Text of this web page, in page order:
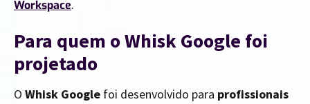
Workspace.
Para quem o Whisk Google foi
projetado
O Whisk Google foi desenvolvido para profissionais